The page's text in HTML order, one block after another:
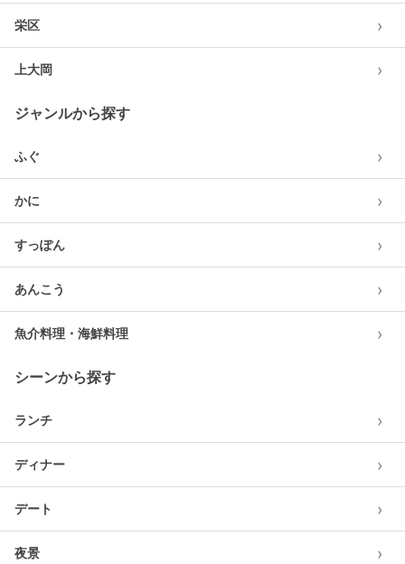
栄区 ›
上大岡 ›
ジャンルから探す
ふぐ ›
かに ›
すっぽん ›
あんこう ›
魚介料理・海鮮料理 ›
シーンから探す
ランチ ›
ディナー ›
デート ›
夜景 ›